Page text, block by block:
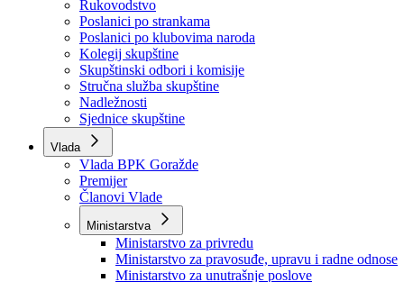
Skupština
Skupština BPK Goražde
Rukovodstvo
Poslanici po strankama
Poslanici po klubovima naroda
Kolegij skupštine
Skupštinski odbori i komisije
Stručna služba skupštine
Nadležnosti
Sjednice skupštine
Vlada
Vlada BPK Goražde
Premijer
Članovi Vlade
Ministarstva